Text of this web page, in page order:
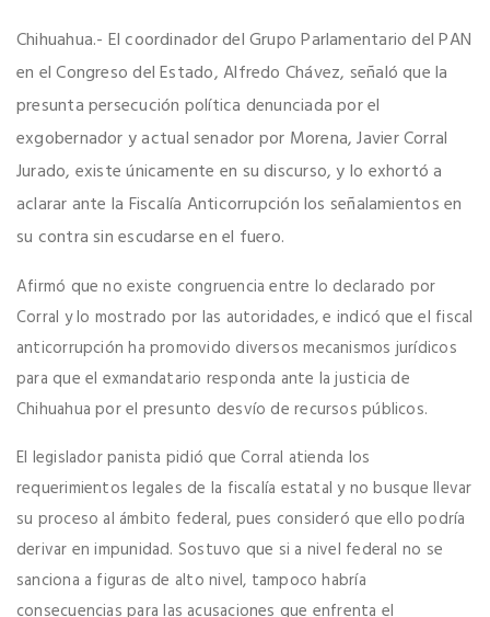
Chihuahua.- El coordinador del Grupo Parlamentario del PAN
en el Congreso del Estado, Alfredo Chávez, señaló que la
presunta persecución política denunciada por el
exgobernador y actual senador por Morena, Javier Corral
Jurado, existe únicamente en su discurso, y lo exhortó a
aclarar ante la Fiscalía Anticorrupción los señalamientos en
su contra sin escudarse en el fuero.
Afirmó que no existe congruencia entre lo declarado por
Corral y lo mostrado por las autoridades, e indicó que el fiscal
anticorrupción ha promovido diversos mecanismos jurídicos
para que el exmandatario responda ante la justicia de
Chihuahua por el presunto desvío de recursos públicos.
El legislador panista pidió que Corral atienda los
requerimientos legales de la fiscalía estatal y no busque llevar
su proceso al ámbito federal, pues consideró que ello podría
derivar en impunidad. Sostuvo que si a nivel federal no se
sanciona a figuras de alto nivel, tampoco habría
consecuencias para las acusaciones que enfrenta el